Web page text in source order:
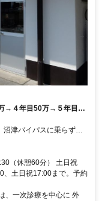
→４年目50万→５年目６
有給取得率９０%以
４０万) ＪＡＨＡ外科
完全週休２日 社会保
ほどで右手にありま
（休憩60分） 土日祝
、土日祝17:00まで。予約
、一次診療を中心に 外